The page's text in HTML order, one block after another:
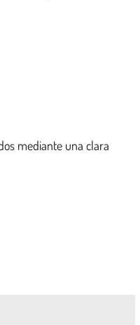
mediante una clara